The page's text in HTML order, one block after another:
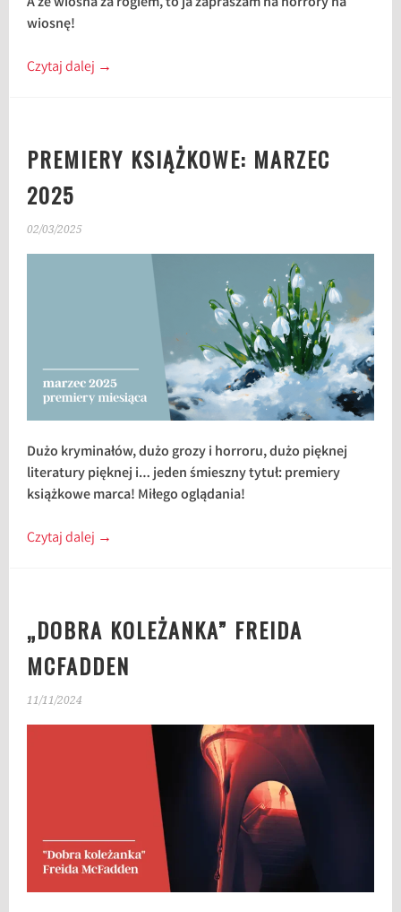
wiosnę!
Czytaj dalej →
PREMIERY KSIĄŻKOWE: MARZEC
2025
02/03/2025
Dużo kryminałów, dużo grozy i horroru, dużo pięknej
literatury pięknej i… jeden śmieszny tytuł: premiery
książkowe marca! Miłego oglądania!
Czytaj dalej →
„DOBRA KOLEŻANKA” FREIDA
MCFADDEN
11/11/2024